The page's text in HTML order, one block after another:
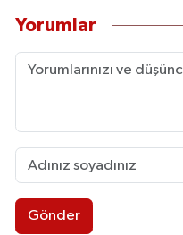
Yorumlar
Gönder